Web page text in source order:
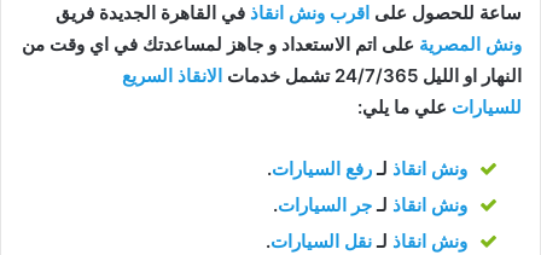
ساعة للحصول على اقرب ونش انقاذ في القاهرة الجديدة فريق
ونش المصرية على اتم الاستعداد و جاهز لمساعدتك في اي وقت من
النهار او الليل 24/7/365 تشمل خدمات
الانقاذ السريع
للسيارات علي ما يلي:
ونش انقاذ لـرفع السيارات.
ونش انقاذ لـجر السيارات.
ونش انقاذ لـنقل السيارات.